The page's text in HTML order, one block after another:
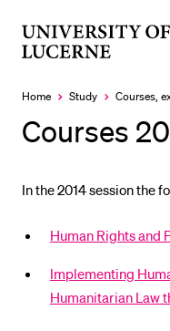
Home Study Courses,
Courses
In the 2014 session the
Human Rights and
Implementing
Humanitarian Law
RECENT SEARCHES
INFORMATION FOR…
Current Students
Alumni